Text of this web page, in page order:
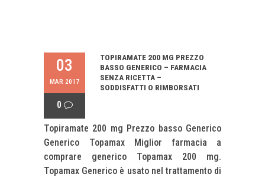
03
MAR 2017
0
TOPIRAMATE 200 MG PREZZO
BASSO GENERICO – FARMACIA
SENZA RICETTA –
SODDISFATTI O RIMBORSATI
Topiramate 200 mg Prezzo basso Generico
Generico Topamax Miglior farmacia a
comprare generico Topamax 200 mg.
Topamax Generico è usato nel trattamento di